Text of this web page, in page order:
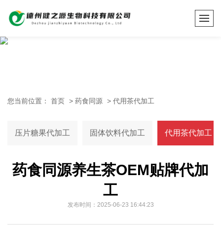
您当前位置： 首页 > 药食同源 > 代用茶代加工
压片糖果代加工 固体饮料代加工 代用茶代加工
药食同源养生茶OEM贴牌代加
工
发布时间：2025-06-23 16:44:23